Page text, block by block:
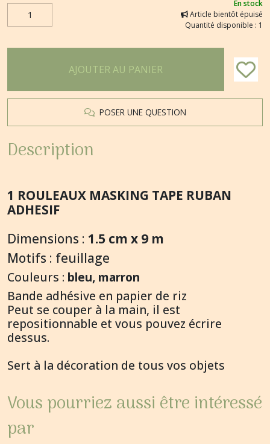
En stock
Article bientôt épuisé
Quantité disponible : 1
AJOUTER AU PANIER
POSER UNE QUESTION
Description
1 ROULEAUX MASKING TAPE RUBAN
ADHESIF
Dimensions : 1.5 cm x 9 m
Motifs : feuillage
Couleurs : bleu, marron
Bande adhésive en papier de riz
Peut se couper à la main, il est
repositionnable et vous pouvez écrire
dessus.
Sert à la décoration de tous vos objets
Vous pourriez aussi être intéressé
par